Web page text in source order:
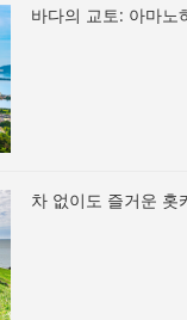
바다의 교토: 아마노
차 없이도 즐거운 홋